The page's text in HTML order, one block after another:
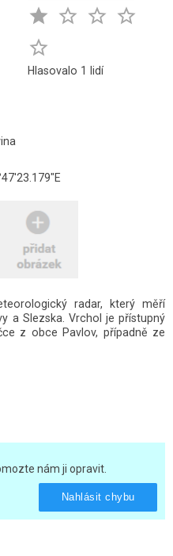
   

Hlasovalo 1 lidí
radar, který měří
a Slezska. Vrchol je přístupný
z obce Pavlov, případně ze
nám ji opravit.
Nahlásit chybu